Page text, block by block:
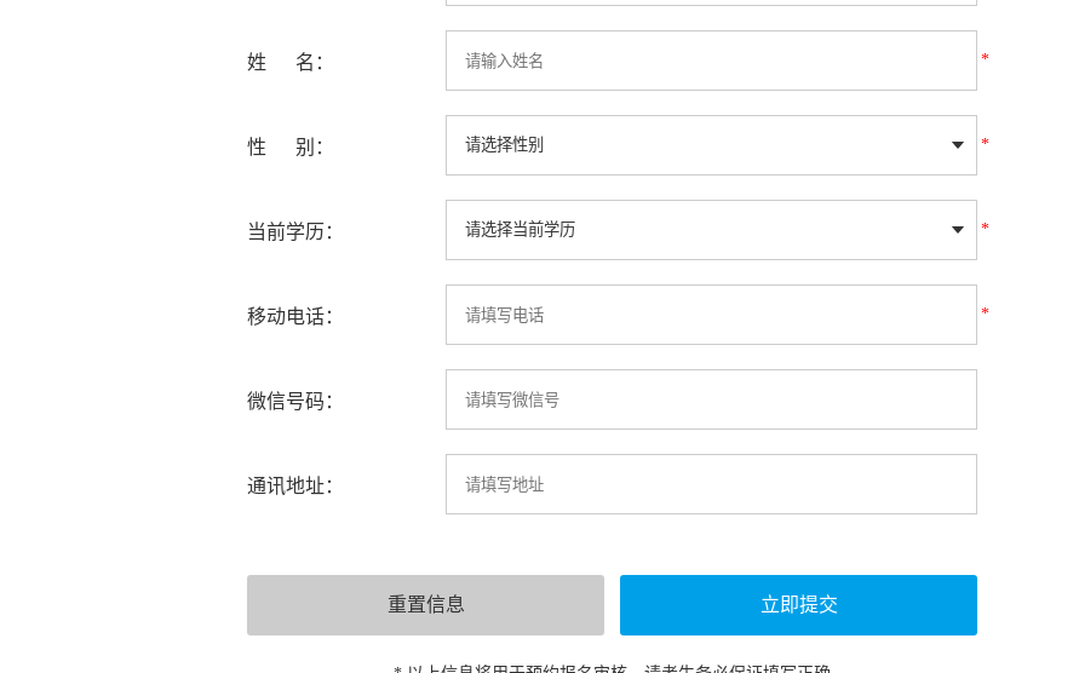
姓 名： *
性 别： *
当前学历： *
移动电话： *
微信号码：
通讯地址：